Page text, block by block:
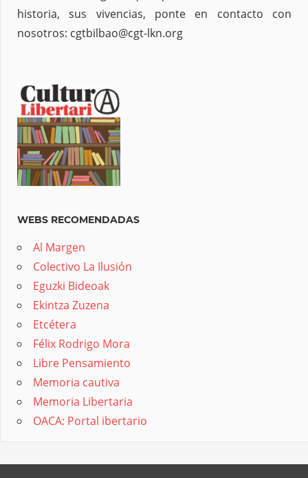
historia, sus vivencias, ponte en contacto con
nosotros: cgtbilbao@cgt-lkn.org
WEBS RECOMENDADAS
Al Margen
Colectivo La Ilusión
Eguzki Bideoak
Ekintza Zuzena
Etcétera
Félix Rodrigo Mora
Libre Pensamiento
Memoria cautiva
Memoria Libertaria
OACA: Portal ibertario